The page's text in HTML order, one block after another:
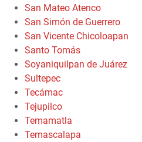
San Mateo Atenco
San Simón de Guerrero
San Vicente Chicoloapan
Santo Tomás
Soyaniquilpan de Juárez
Sultepec
Tecámac
Tejupilco
Temamatla
Temascalapa